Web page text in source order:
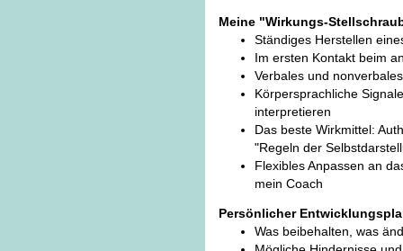
Meine "Wirkungs-
Ständiges Herstellen
Im ersten Kontakt beim
Verbales und
Körpersprachliche
interpretieren
Das beste Wirkmittel:
"Regeln der
Flexibles Anpassen an
mein Coach
Persönlicher
Was beibehalten, was